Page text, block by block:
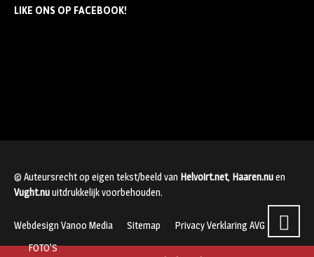
LIKE ONS OP FACEBOOK!
© Auteursrecht op eigen tekst/beeld van Helvoirt.net, Haaren.nuen
Vught.nuuitdrukkelijk voorbehouden.
Webdesign Vanoo Media Sitemap
Privacy Verklaring AVG
FOTO’S